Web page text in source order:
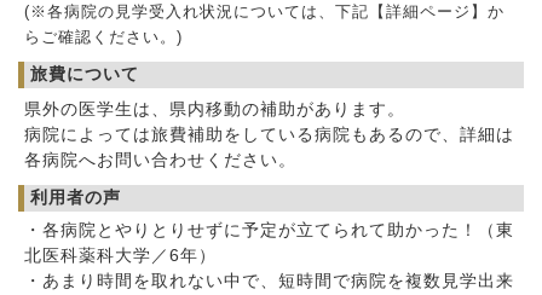
(※各病院の見学受入れ状況については、下記【詳細ページ】か
らご確認ください。)
旅費について
県外の医学生は、県内移動の補助があります。
病院によっては旅費補助をしている病院もあるので、詳細は
各病院へお問い合わせください。
利用者の声
・各病院とやりとりせずに予定が立てられて助かった！（東
北医科薬科大学／6年）
・あまり時間を取れない中で、短時間で病院を複数見学出来